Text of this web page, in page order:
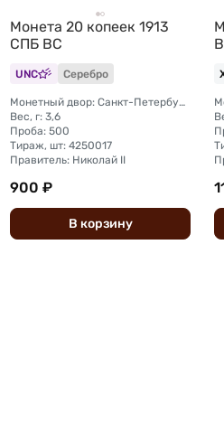
Монета 20 копеек 1913
СПБ ВС
UNC Серебро
Монетный двор: Санкт-Петербургский монетный двор
Вес, г: 3,6
Проба: 500
Тираж, шт: 4250017
Правитель: Николай II
900 ₽
В корзину